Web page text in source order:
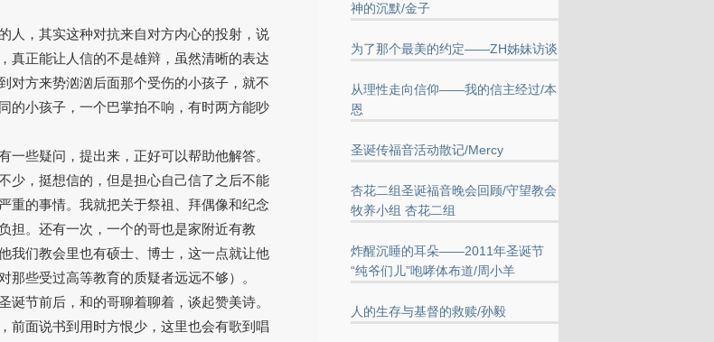
人，其实这种对抗来自对方内心的投射，说
真正能让人信的不是雄辩，虽然清晰的表达
对方来势汹汹后面那个受伤的小孩子，就不
的小孩子，一个巴掌拍不响，有时两方能吵
些疑问，提出来，正好可以帮助他解答。
少，挺想信的，但是担心自己信了之后不能
重的事情。我就把关于祭祖、拜偶像和纪念
担。还有一次，一个的哥也是家附近有教
我们教会里也有硕士、博士，这一点就让他
些受过高等教育的质疑者远远不够）。
节前后，和的哥聊着聊着，谈起赞美诗。
面说书到用时方恨少，这里也会有歌到唱
神的沉默/金子
为了那个最美的约定——ZH姊妹访谈
从理性走向信仰——我的信主经过/本
恩
圣诞传福音活动散记/Mercy
杏花二组圣诞福音晚会回顾/守望教会
牧养小组 杏花二组
炸醒沉睡的耳朵——2011年圣诞节
“纯爷们儿”咆哮体布道/周小羊
人的生存与基督的救赎/孙毅